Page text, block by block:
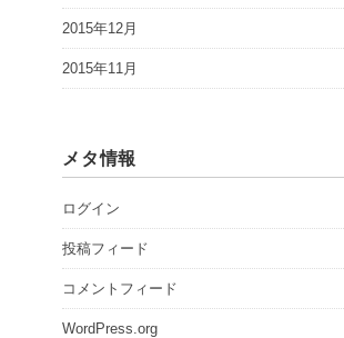
2015年12月
2015年11月
メタ情報
ログイン
投稿フィード
コメントフィード
WordPress.org